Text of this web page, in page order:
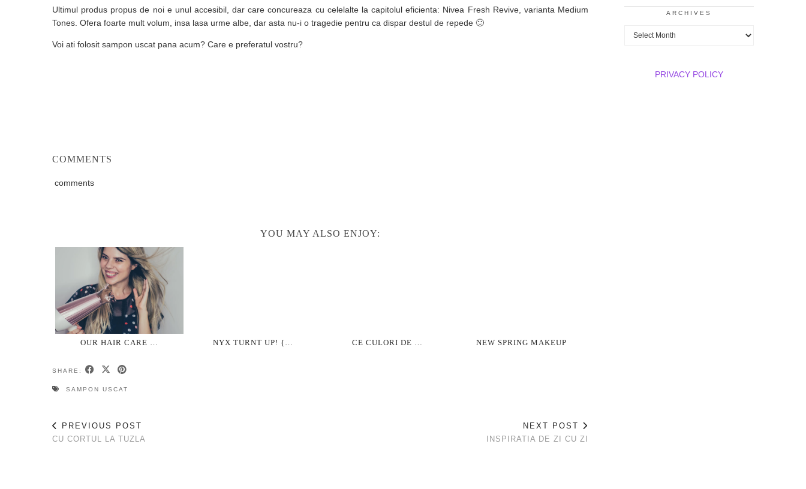
Ultimul produs propus de noi e unul accesibil, dar care concureaza cu celelalte la capitolul eficienta: Nivea Fresh Revive, varianta Medium
Tones. Ofera foarte mult volum, insa lasa urme albe, dar asta nu-i o tragedie pentru ca dispar destul de repede 🙂
Voi ati folosit sampon uscat pana acum? Care e preferatul vostru?
COMMENTS
comments
YOU MAY ALSO ENJOY:
OUR HAIR CARE … NYX TURNT UP! {… CE CULORI DE … NEW SPRING MAKEUP
SHARE:
SAMPON USCAT
PREVIOUS POST
CU CORTUL LA TUZLA
NEXT POST
INSPIRATIA DE ZI CU ZI
ARCHIVES
Archives
PRIVACY POLICY